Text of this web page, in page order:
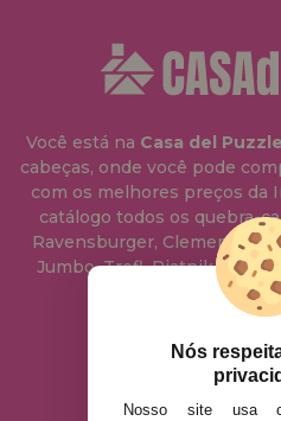
Você está na Casa del Puzzle
cabeças, onde você pode
com os melhores preços da
catálogo todos os quebra-
Ravensburger, Clementoni,
Jumbo, Trefl, Piatnik,
muito
Nós
Nosso site usa